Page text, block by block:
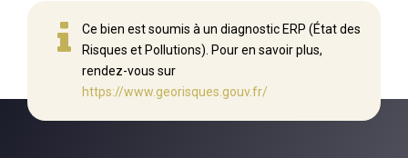
Ce bien est soumis à un diagnostic ERP (État des
Risques et Pollutions). Pour en savoir plus,
rendez-vous sur
https://www.georisques.gouv.fr/